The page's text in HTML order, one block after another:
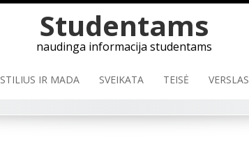
Studentams
naudinga informacija studentams
STILIUS IR MADA SVEIKATA TEISĖ VERSLAS